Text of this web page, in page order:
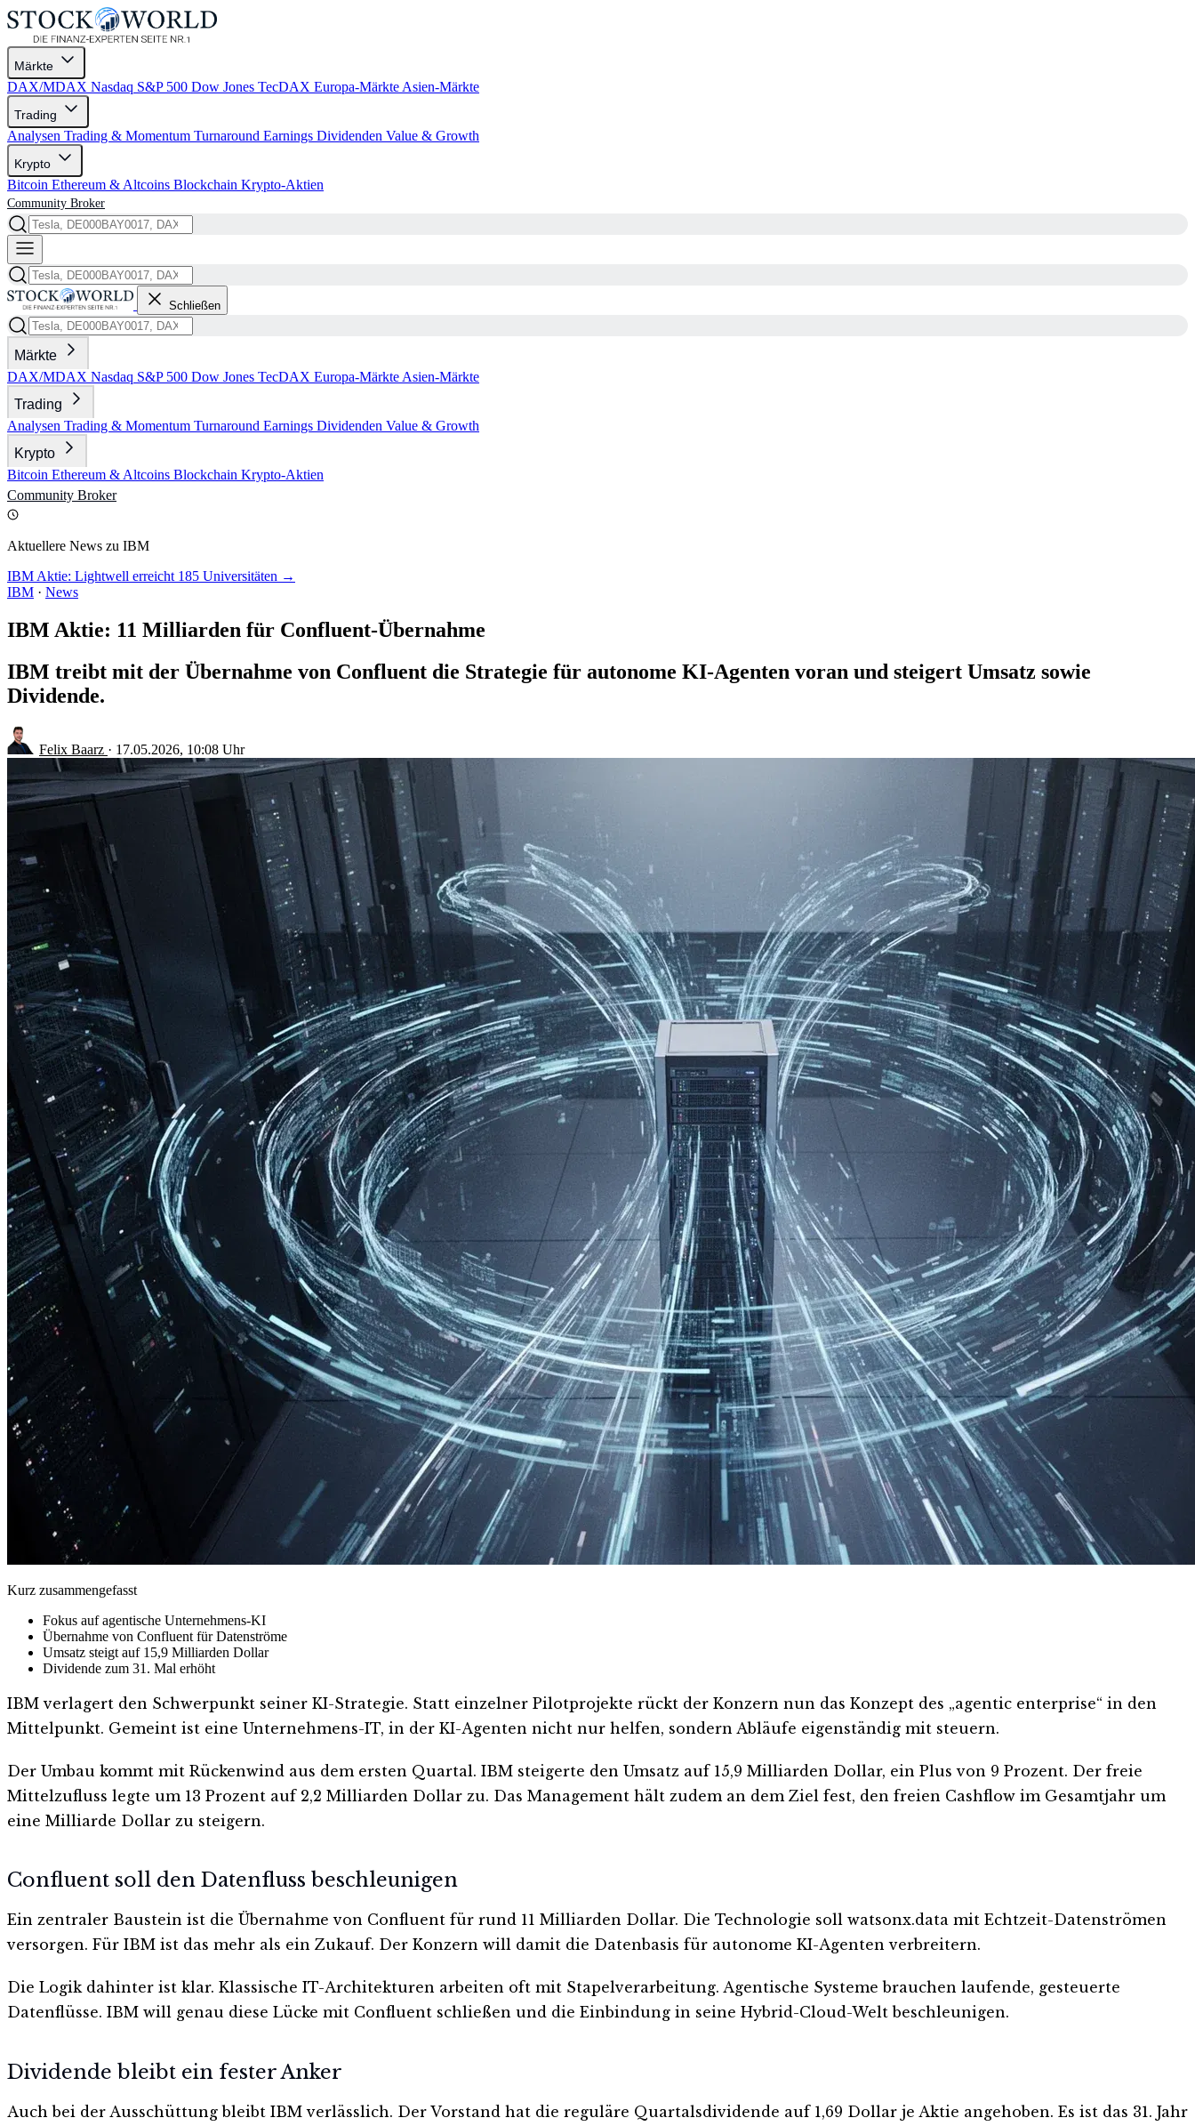
Märkte
DAX/MDAX Nasdaq S&P 500 Dow Jones TecDAX Europa-Märkte Asien-Märkte
Trading
Analysen Trading & Momentum Turnaround Earnings Dividenden Value & Growth
Krypto
Bitcoin Ethereum & Altcoins Blockchain Krypto-Aktien
Community Broker
Schließen
Märkte
DAX/MDAX Nasdaq S&P 500 Dow Jones TecDAX Europa-Märkte Asien-Märkte
Trading
Analysen Trading & Momentum Turnaround Earnings Dividenden Value & Growth
Krypto
Bitcoin Ethereum & Altcoins Blockchain Krypto-Aktien
Community Broker
Aktuellere News zu IBM
IBM Aktie: Lightwell erreicht 185 Universitäten →
IBM · News
IBM Aktie: 11 Milliarden für Confluent-Übernahme
IBM treibt mit der Übernahme von Confluent die Strategie für autonome KI-Agenten voran und steigert Umsatz sowie
Dividende.
Felix Baarz · 17.05.2026, 10:08 Uhr
Kurz zusammengefasst
Fokus auf agentische Unternehmens-KI
Übernahme von Confluent für Datenströme
Umsatz steigt auf 15,9 Milliarden Dollar
Dividende zum 31. Mal erhöht
IBM verlagert den Schwerpunkt seiner KI-Strategie. Statt einzelner Pilotprojekte rückt der Konzern nun das Konzept des „agentic enterprise“ in den
Mittelpunkt. Gemeint ist eine Unternehmens-IT, in der KI-Agenten nicht nur helfen, sondern Abläufe eigenständig mit steuern.
Der Umbau kommt mit Rückenwind aus dem ersten Quartal. IBM steigerte den Umsatz auf 15,9 Milliarden Dollar, ein Plus von 9 Prozent. Der freie
Mittelzufluss legte um 13 Prozent auf 2,2 Milliarden Dollar zu. Das Management hält zudem an dem Ziel fest, den freien Cashflow im Gesamtjahr um
eine Milliarde Dollar zu steigern.
Confluent soll den Datenfluss beschleunigen
Ein zentraler Baustein ist die Übernahme von Confluent für rund 11 Milliarden Dollar. Die Technologie soll watsonx.data mit Echtzeit-Datenströmen
versorgen. Für IBM ist das mehr als ein Zukauf. Der Konzern will damit die Datenbasis für autonome KI-Agenten verbreitern.
Die Logik dahinter ist klar. Klassische IT-Architekturen arbeiten oft mit Stapelverarbeitung. Agentische Systeme brauchen laufende, gesteuerte
Datenflüsse. IBM will genau diese Lücke mit Confluent schließen und die Einbindung in seine Hybrid-Cloud-Welt beschleunigen.
Dividende bleibt ein fester Anker
Auch bei der Ausschüttung bleibt IBM verlässlich. Der Vorstand hat die reguläre Quartalsdividende auf 1,69 Dollar je Aktie angehoben. Es ist das 31. Jahr